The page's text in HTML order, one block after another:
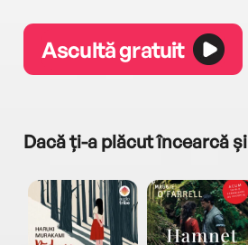
Ascultă gratuit
Dacă ți-a plăcut încearcă și